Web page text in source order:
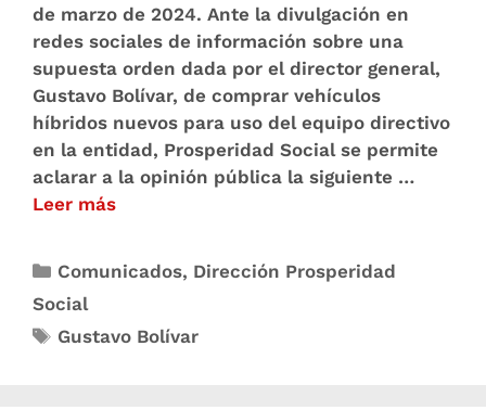
de marzo de 2024. Ante la divulgación en
redes sociales de información sobre una
supuesta orden dada por el director general,
Gustavo Bolívar, de comprar vehículos
híbridos nuevos para uso del equipo directivo
en la entidad, Prosperidad Social se permite
aclarar a la opinión pública la siguiente …
Leer más
Comunicados, Dirección Prosperidad
Social
Gustavo Bolívar